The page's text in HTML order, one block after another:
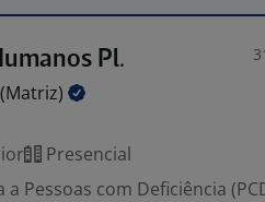
Pl.
(Matriz)
Presencial
Pessoas com Deficiência